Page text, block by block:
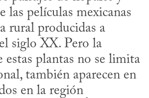
las películas mexicanas
rural producidas a
siglo XX. Pero la
estas plantas no se limita
también aparecen en
en la región